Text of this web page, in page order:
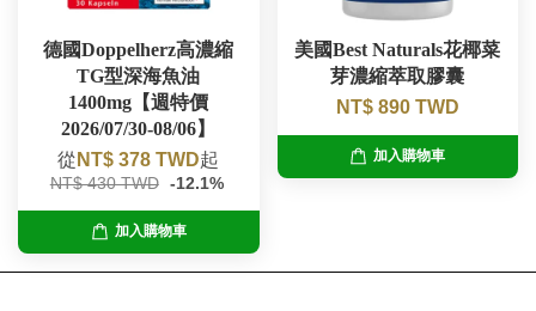
德國Doppelherz高濃縮
TG型深海魚油
1400mg【週特價
2026/07/30-08/06】
從 NT$ 378 TWD起
NT$ 430 TWD -12.1%
加入購物車
美國Best Naturals花椰菜
芽濃縮萃取膠囊
NT$ 890 TWD
加入購物車